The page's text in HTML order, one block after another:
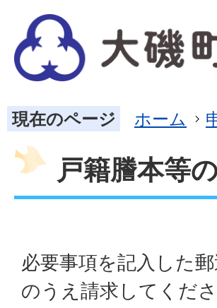
現在のページ ホーム
戸籍謄本等
必要事項を記入した
のうえ請求してくださ